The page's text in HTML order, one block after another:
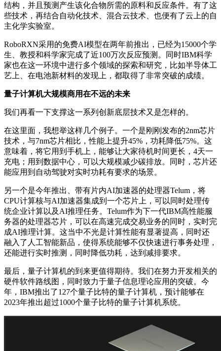
结构，并且预测产生该化合物所需的原料和反应条件。有了这
些技术，再结合自动化技术、混合云技术、也便有了云上的自
主化学实验室。
RoboRXN采用的免费AI模型在两年前推出，已经为15000个学
生、教授和科学家完成了近100万次反应预测。同时IBM科学
家也在这一环境中进行多个领域的探索和研究，比如半导体工
艺上、在电池新材料的发现上，都取得了非常突破的成绩。
量子计算机大规模商用在不远的未来
我们再看一下支撑这一系列创新底层技术又是怎样的。
在这里面，我想举这样几个例子。一个是刚刚发布的2nm芯片
技术，与7nm芯片相比，性能上提升45%，功耗降低75%。这
意味着，将它用到手机上，能够让大家待机时间更长，4天一
充电；用到数据中心，可以大规模减少碳排放。同时，芯片还
能应用到自动驾驶对实时功耗有要求的场景。
另一个是今年推出、带有片内AI加速器的处理器Telum，将
CPU计算核与AI加速器集成到一个芯片上，可以同时处理传
统企业计算以及AI推理任务。Telum作为下一代IBM高性能服
务器的处理器芯片，可以在高速完成交易业务的同时，实时完
成AI推理计算。这当中不光是计算性能有显著提高，同时还
融入了人工智能新品，使得系统能够不仅快速进行事务处理，
还能进行实时推测，同时降低功耗，达到减排要求。
最后，量子计算机的到来更值得期待。我们在努力开发相关的
硬件软件路线图，同时致力于量子信息理论应用的突破。今
年，IBM推出了127个量子比特的量子计算机，预计能够在
2023年推出超过1000个量子比特的量子计算机系统。